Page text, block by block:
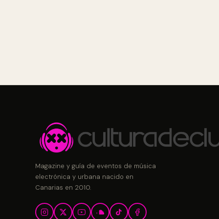
Magazine y guía de eventos de música
electrónica y urbana nacido en
Canarias en 2010.